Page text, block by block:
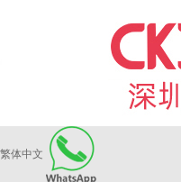
繁体中文